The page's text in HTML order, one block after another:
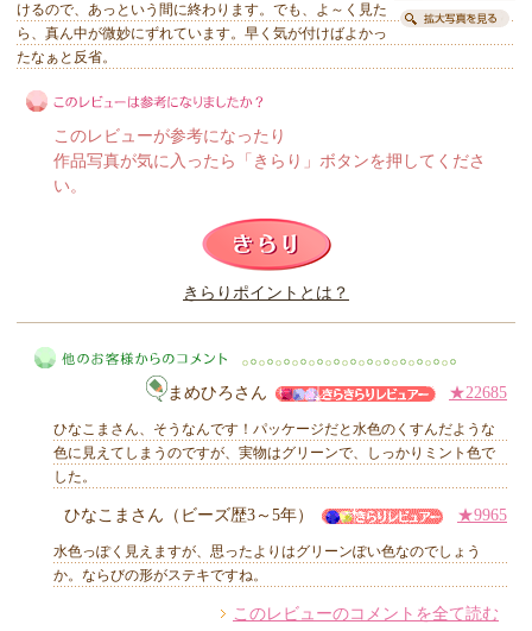
けるので、あっという間に終わります。でも、よ～く見た
ら、真ん中が微妙にずれています。早く気が付けばよかっ
たなぁと反省。
このレビューは参考になりましたか？
このレビューが参考になったり
作品写真が気に入ったら「きらり」ボタンを押してくださ
い。
きらりポイントとは？
他のお客様からのコメント
まめひろさん ★22685
ひなこまさん、そうなんです！パッケージだと水色のくすんだような
色に見えてしまうのですが、実物はグリーンで、しっかりミント色で
した。
ひなこまさん（ビーズ歴3～5年） ★9965
水色っぽく見えますが、思ったよりはグリーンぽい色なのでしょう
か。ならびの形がステキですね。
このレビューのコメントを全て読む